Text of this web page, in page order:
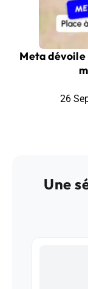
Meta dévoile
26
Une